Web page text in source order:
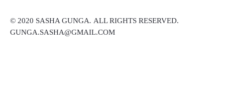
© 2020 SASHA GUNGA. ALL RIGHTS RESERVED.
GUNGA.SASHA@GMAIL.COM